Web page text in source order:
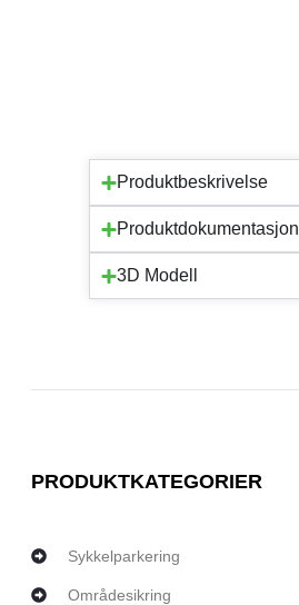
Produktbeskrivelse
Produktdokumentasjon
3D Modell
PRODUKTKATEGORIER
Sykkelparkering
Områdesikring